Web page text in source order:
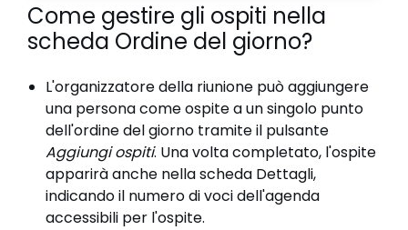
Come gestire gli ospiti nella
scheda Ordine del giorno?
L'organizzatore della riunione può aggiungere
una persona come ospite a un singolo punto
dell'ordine del giorno tramite il pulsante
Aggiungi ospiti. Una volta completato, l'ospite
apparirà anche nella scheda Dettagli,
indicando il numero di voci dell'agenda
accessibili per l'ospite.